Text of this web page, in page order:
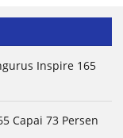
Inspire 165
Capai 73 Persen